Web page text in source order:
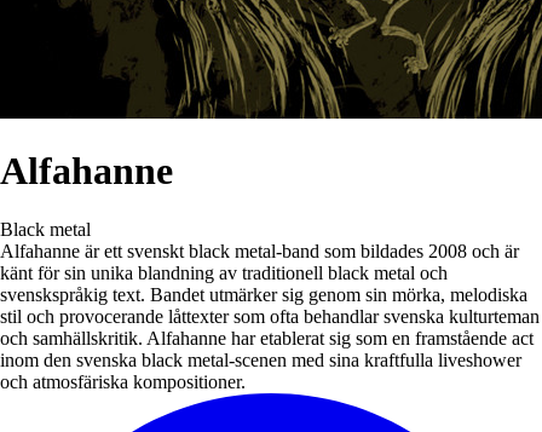
Alfahanne
Black metal
Alfahanne är ett svenskt black metal-band som bildades 2008 och är
känt för sin unika blandning av traditionell black metal och
svenskspråkig text. Bandet utmärker sig genom sin mörka, melodiska
stil och provocerande låttexter som ofta behandlar svenska kulturteman
och samhällskritik. Alfahanne har etablerat sig som en framstående act
inom den svenska black metal-scenen med sina kraftfulla liveshower
och atmosfäriska kompositioner.